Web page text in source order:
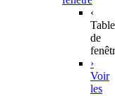
‹
de
›
Voir
les